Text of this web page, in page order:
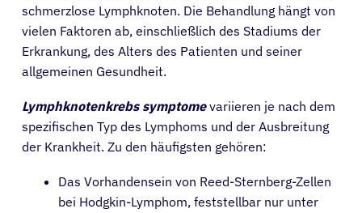
schmerzlose Lymphknoten. Die Behandlung hängt von
vielen Faktoren ab, einschließlich des Stadiums der
Erkrankung, des Alters des Patienten und seiner
allgemeinen Gesundheit.
Lymphknotenkrebs symptomevariieren je nach dem
spezifischen Typ des Lymphoms und der Ausbreitung
der Krankheit. Zu den häufigsten gehören:
Das Vorhandensein von Reed-Sternberg-Zellen
bei Hodgkin-Lymphom, feststellbar nur unter